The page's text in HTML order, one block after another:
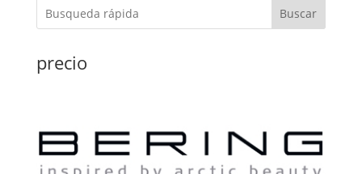
Buscar
precio